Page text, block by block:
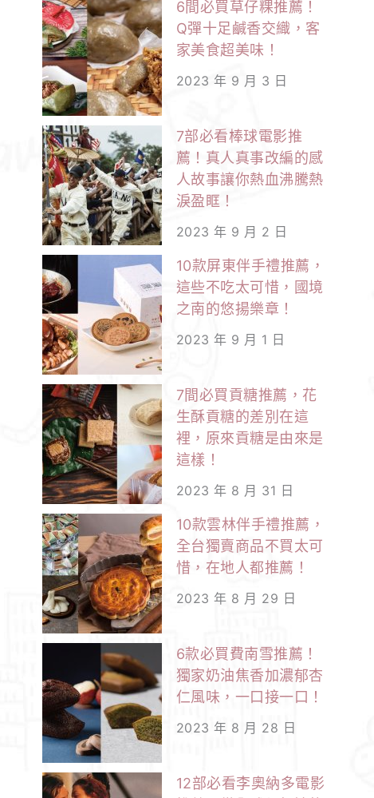
6間必買草仔粿推薦！
Q彈十足鹹香交織，客
家美食超美味！
2023 年 9 月 3 日
7部必看棒球電影推
薦！真人真事改編的感
人故事讓你熱血沸騰熱
淚盈眶！
2023 年 9 月 2 日
10款屏東伴手禮推薦，
這些不吃太可惜，國境
之南的悠揚樂章！
2023 年 9 月 1 日
7間必買貢糖推薦，花
生酥貢糖的差別在這
裡，原來貢糖是由來是
這樣！
2023 年 8 月 31 日
10款雲林伴手禮推薦，
全台獨賣商品不買太可
惜，在地人都推薦！
2023 年 8 月 29 日
6款必買費南雪推薦！
獨家奶油焦香加濃郁杏
仁風味，一口接一口！
2023 年 8 月 28 日
12部必看李奧納多電影